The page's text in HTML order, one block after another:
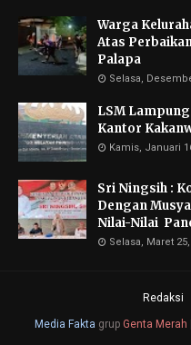
Warga
Atas
Palapa
Selasa,
LSM
Kantor
Kamis, Januari
Sri Ningsih :
Dengan
Nilai-Nilai
Selasa, Maret
Redaksi
Media Fakta grup Genta Merah